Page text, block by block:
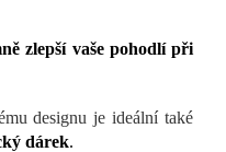
zlepší vaše pohodlí při
designu je ideální také
dárek.